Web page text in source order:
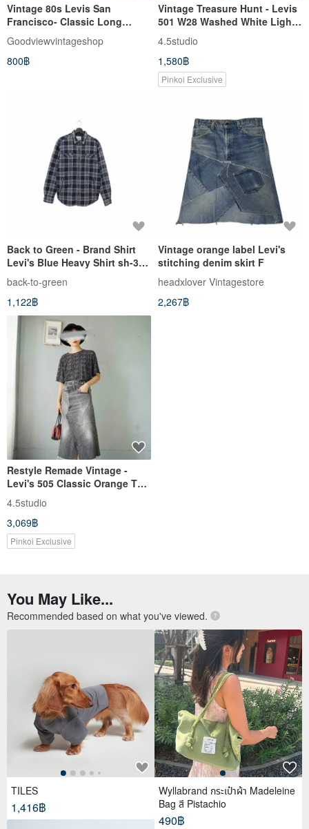
Vintage 80s Levis San
Francisco- Classic Long
Sleeve Button Up Striped Shirt
Goodviewvintageshop
800฿
Vintage Treasure Hunt - Levis
501 W28 Washed White Light
Blue Unisex Cropped Denim
Shorts
4.5studio
1,580฿
Pinkoi Exclusive
Back to Green - Brand Shirt
Levi's Blue Heavy Shirt sh-31
// vintage shirt
back-to-green
1,122฿
Vintage orange label Levi's
stitching denim skirt F
headxlover Vintagestore
2,267฿
Restyle Remade Vintage -
Levi's 505 Classic Orange Tab
Washed Grey-Black
Asymmetrical Slit Denim Maxi
Skirt
4.5studio
3,069฿
Pinkoi Exclusive
You May Like...
Recommended based on what you've viewed.
TILES
1,416฿
Wyllabrand กระเป๋าผ้า Madeleine
Bag สี Pistachio
490฿